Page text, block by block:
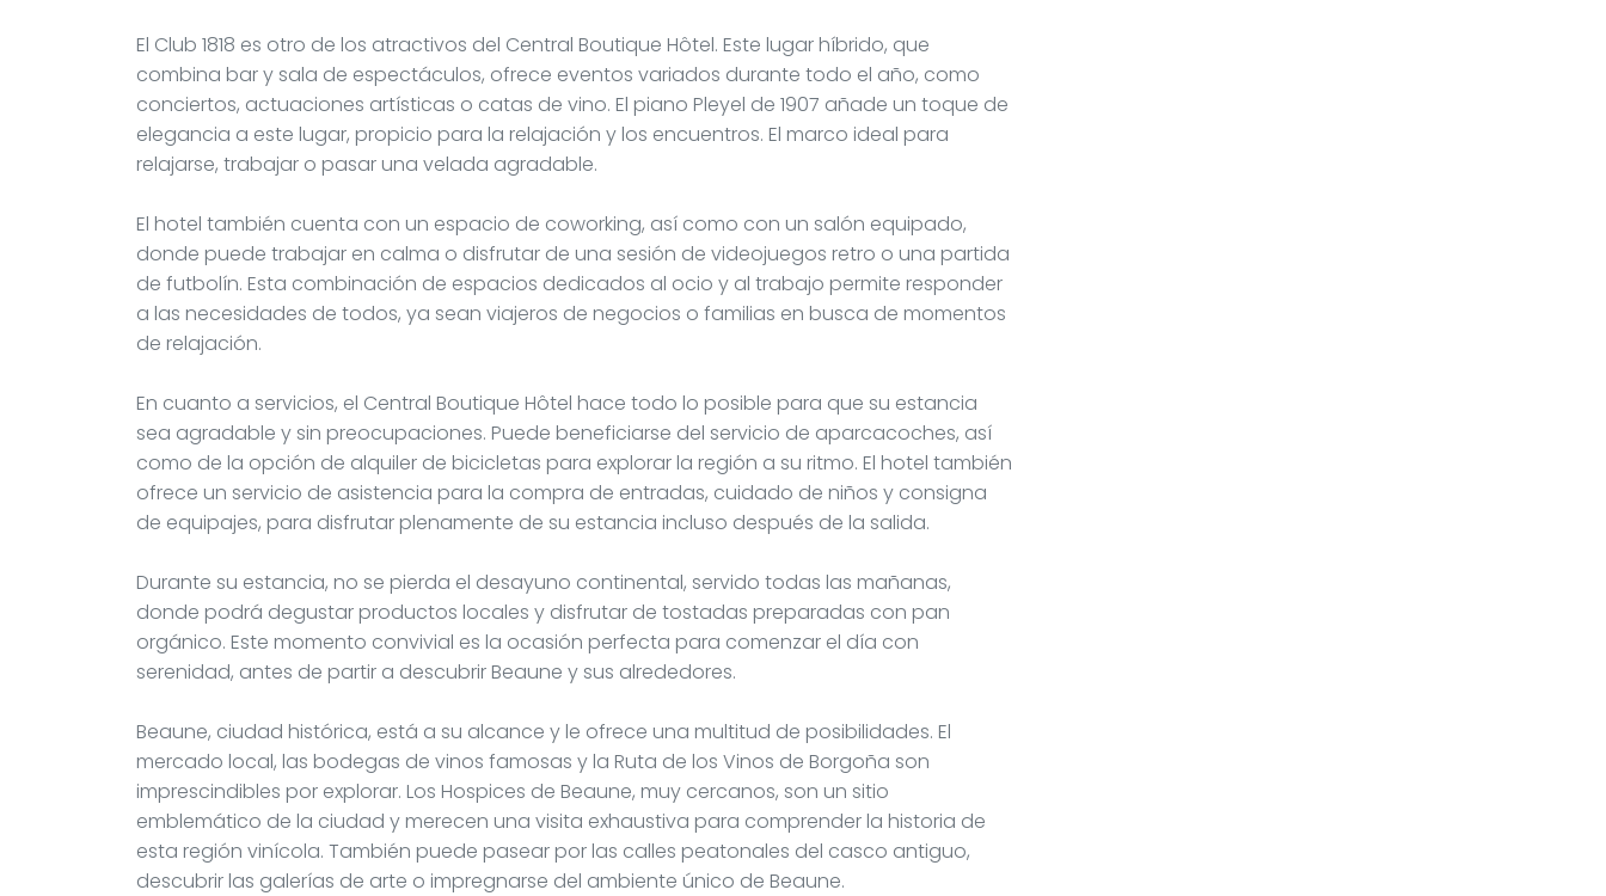
El Club 1818 es otro de los atractivos del Central Boutique Hôtel. Este lugar híbrido, que
combina bar y sala de espectáculos, ofrece eventos variados durante todo el año, como
conciertos, actuaciones artísticas o catas de vino. El piano Pleyel de 1907 añade un toque de
elegancia a este lugar, propicio para la relajación y los encuentros. El marco ideal para
relajarse, trabajar o pasar una velada agradable.
El hotel también cuenta con un espacio de coworking, así como con un salón equipado,
donde puede trabajar en calma o disfrutar de una sesión de videojuegos retro o una partida
de futbolín. Esta combinación de espacios dedicados al ocio y al trabajo permite responder
a las necesidades de todos, ya sean viajeros de negocios o familias en busca de momentos
de relajación.
En cuanto a servicios, el Central Boutique Hôtel hace todo lo posible para que su estancia
sea agradable y sin preocupaciones. Puede beneficiarse del servicio de aparcacoches, así
como de la opción de alquiler de bicicletas para explorar la región a su ritmo. El hotel también
ofrece un servicio de asistencia para la compra de entradas, cuidado de niños y consigna
de equipajes, para disfrutar plenamente de su estancia incluso después de la salida.
Durante su estancia, no se pierda el desayuno continental, servido todas las mañanas,
donde podrá degustar productos locales y disfrutar de tostadas preparadas con pan
orgánico. Este momento convivial es la ocasión perfecta para comenzar el día con
serenidad, antes de partir a descubrir Beaune y sus alrededores.
Beaune, ciudad histórica, está a su alcance y le ofrece una multitud de posibilidades. El
mercado local, las bodegas de vinos famosas y la Ruta de los Vinos de Borgoña son
imprescindibles por explorar. Los Hospices de Beaune, muy cercanos, son un sitio
emblemático de la ciudad y merecen una visita exhaustiva para comprender la historia de
esta región vinícola. También puede pasear por las calles peatonales del casco antiguo,
descubrir las galerías de arte o impregnarse del ambiente único de Beaune.